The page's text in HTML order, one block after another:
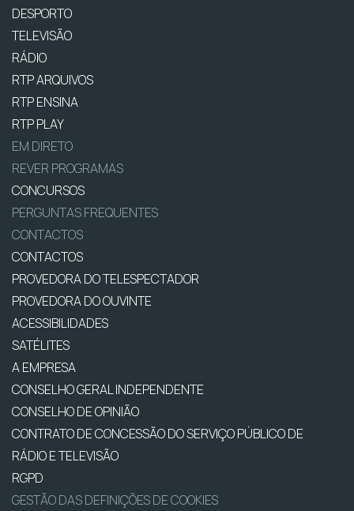
DESPORTO
TELEVISÃO
RÁDIO
RTP ARQUIVOS
RTP ENSINA
RTP PLAY
EM DIRETO
REVER PROGRAMAS
CONCURSOS
PERGUNTAS FREQUENTES
CONTACTOS
CONTACTOS
PROVEDORA DO TELESPECTADOR
PROVEDORA DO OUVINTE
ACESSIBILIDADES
SATÉLITES
A EMPRESA
CONSELHO GERAL INDEPENDENTE
CONSELHO DE OPINIÃO
CONTRATO DE CONCESSÃO DO SERVIÇO PÚBLICO DE
RÁDIO E TELEVISÃO
RGPD
GESTÃO DAS DEFINIÇÕES DE COOKIES